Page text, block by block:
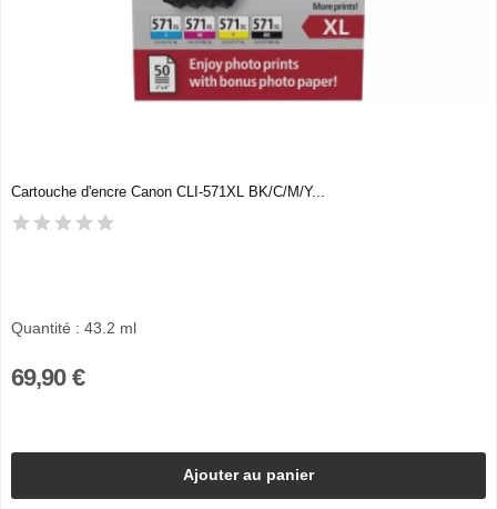
Cartouche d'encre Canon CLI-571XL BK/C/M/Y...
Quantité : 43.2 ml
69,90 €
Ajouter au panier